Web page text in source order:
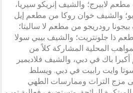
لابيرج؛ والشيف إنريكو سيريا،
والشيف خوان روكا من مطعم إيل
رودريجو من مطعم لا ساليتا؛
ذا جلونتريت؛ والشيف بيبي سولا
المحلية المشاركة كلاً من
باك في دبي، والشيف فلاديمير
وايت رابيت في دبي. ويسلط
مزج التراث وممارسات الطهي